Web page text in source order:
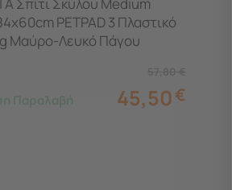
PETPAD 3 Πλαστικό
Μαύρο-Λευκό Πάγου
Παραλαβή 45,50€